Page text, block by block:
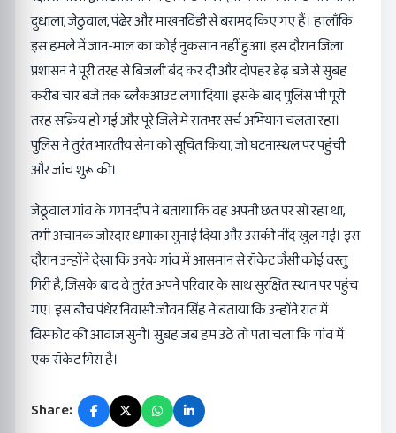
दुधाला, जेठुवाल, पंढेर और माखनविंडी से बरामद किए गए हैं। हालाँकि
इस हमले में जान-माल का कोई नुकसान नहीं हुआ। इस दौरान जिला
प्रशासन ने पूरी तरह से बिजली बंद कर दी और दोपहर डेढ़ बजे से सुबह
करीब चार बजे तक ब्लैकआउट लगा दिया। इसके बाद पुलिस भी पूरी
तरह सक्रिय हो गई और पूरे जिले में रातभर सर्च अभियान चलता रहा।
पुलिस ने तुरंत भारतीय सेना को सूचित किया, जो घटनास्थल पर पहुंची
और जांच शुरू की।
जेठूवाल गांव के गगनदीप ने बताया कि वह अपनी छत पर सो रहा था,
तभी अचानक जोरदार धमाका सुनाई दिया और उसकी नींद खुल गई। इस
दौरान उन्होंने देखा कि उनके गांव में आसमान से रॉकेट जैसी कोई वस्तु
गिरी है, जिसके बाद वे तुरंत अपने परिवार के साथ सुरक्षित स्थान पर पहुंच
गए। इस बीच पंधेर निवासी जीवन सिंह ने बताया कि उन्होंने रात में
विस्फोट की आवाज सुनी। सुबह जब हम उठे तो पता चला कि गांव में
एक रॉकेट गिरा है।
Share: